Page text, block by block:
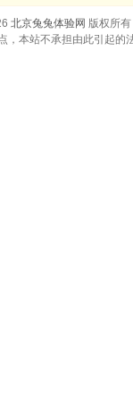
北京兔兔体验网 版权所有
本站不承担由此引起的